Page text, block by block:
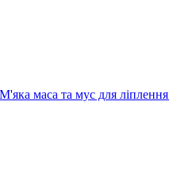
М'яка маса та мус для ліплення